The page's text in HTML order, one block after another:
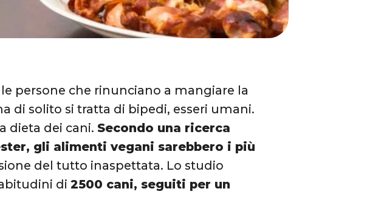
persone che rinunciano a mangiare la
di solito si tratta di bipedi, esseri umani.
dieta dei cani. Secondo una ricerca
gli alimenti vegani sarebbero i più
del tutto inaspettata. Lo studio
di2500 cani, seguiti per un